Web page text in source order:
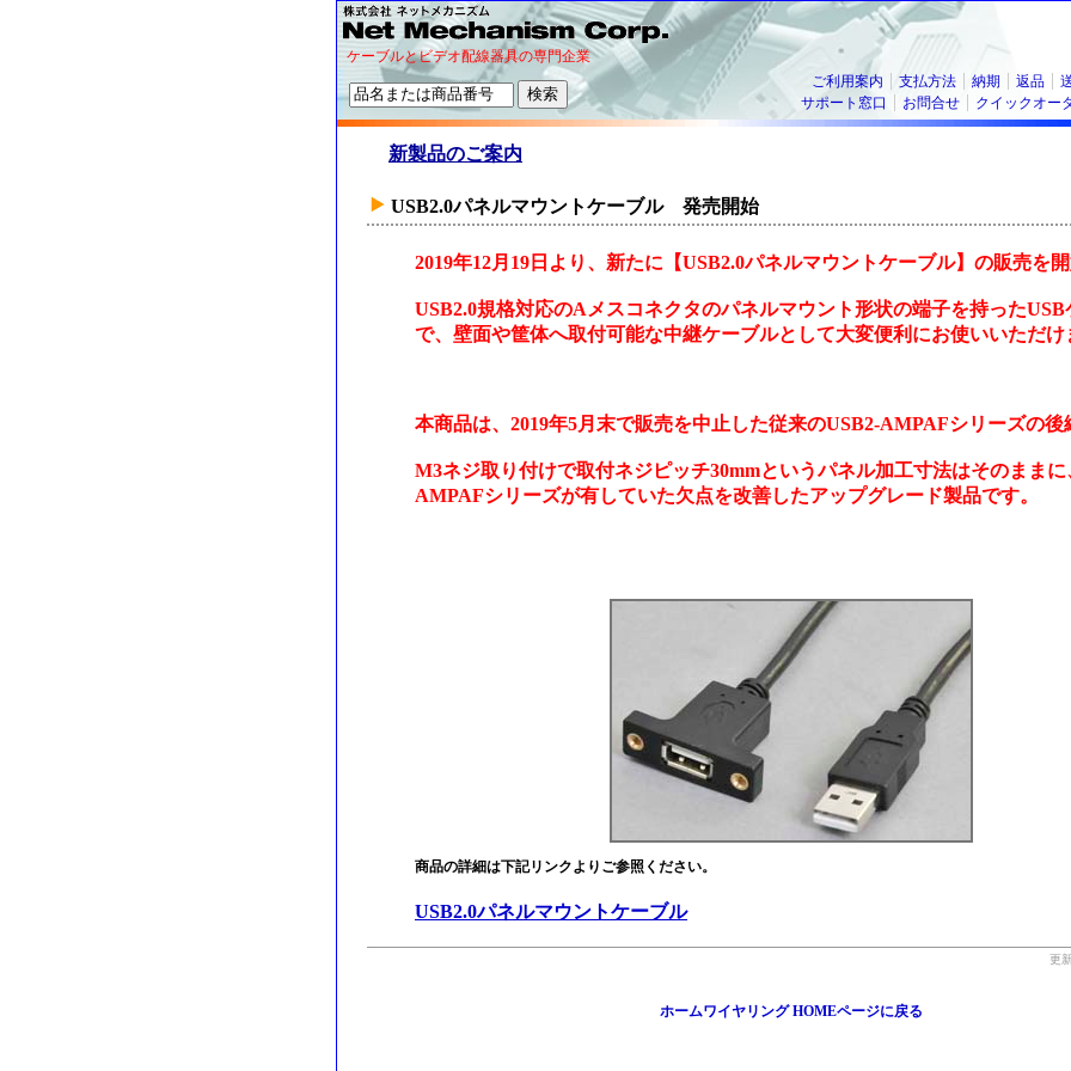
ケーブルとビデオ配線器具の専門企業
ご利用案内
支払方法 納期 返品
サポート窓口
お問合せ クイックオー
新製品のご案内
USB2.0パネルマウントケーブル 発売開始
2019年12月19日より、新たに【USB2.0パネルマウントケーブル】の販売を開
USB2.0規格対応のAメスコネクタのパネルマウント形状の端子を持った
で、壁面や筐体へ取付可能な中継ケーブルとして大変便利にお使いいただけ
本商品は、2019年5月末で販売を中止した従来のUSB2-AMPAFシリーズの後
M3ネジ取り付けで取付ネジピッチ30mmというパネル加工寸法はそのままに
AMPAFシリーズが有していた欠点を改善したアップグレード製品です。
商品の詳細は下記リンクよりご参照ください。
USB2.0パネルマウントケーブル
更
ホームワイヤリング HOMEページに戻る